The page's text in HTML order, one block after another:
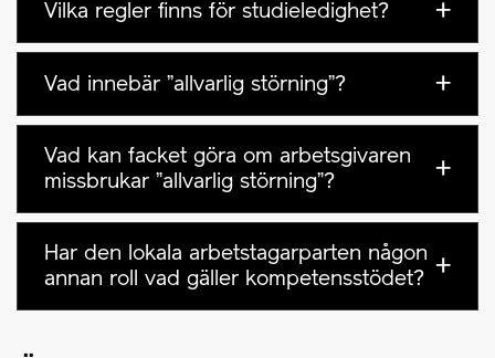
Vilka regler finns för studieledighet?
Vad innebär ”allvarlig störning”?
Vad kan facket göra om arbetsgivaren
missbrukar ”allvarlig störning”?
Har den lokala arbetstagarparten någon
annan roll vad gäller kompetensstödet?